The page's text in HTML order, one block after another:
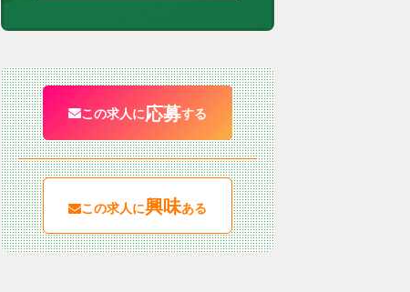
この求人に応募する
この求人に興味ある